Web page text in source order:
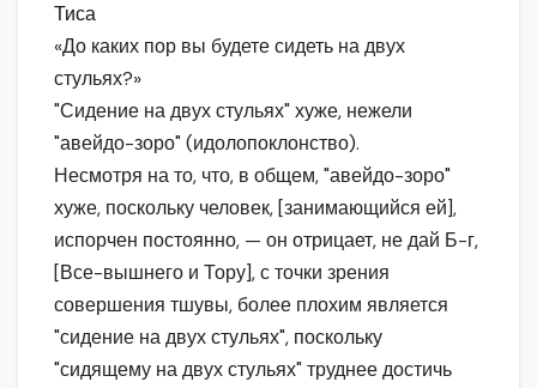
Тиса
«До каких пор вы будете сидеть на двух
стульях?»
"Сидение на двух стульях" хуже, нежели
"авейдо-зоро" (идолопоклонство).
Несмотря на то, что, в общем, "авейдо-зоро"
хуже, поскольку человек, [занимающийся ей],
испорчен постоянно, — он отрицает, не дай Б-г,
[Все-вышнего и Тору], с точки зрения
совершения тшувы, более плохим является
"сидение на двух стульях", поскольку
"сидящему на двух стульях" труднее достичь